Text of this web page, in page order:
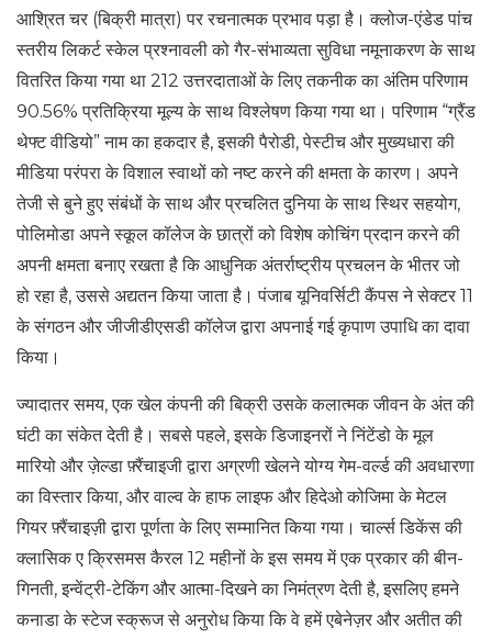
आश्रित चर (बिक्री मात्रा) पर रचनात्मक प्रभाव पड़ा है। क्लोज-एंडेड पांच
स्तरीय लिकर्ट स्केल प्रश्नावली को गैर-संभाव्यता सुविधा नमूनाकरण के साथ
वितरित किया गया था 212 उत्तरदाताओं के लिए तकनीक का अंतिम परिणाम
90.56% प्रतिक्रिया मूल्य के साथ विश्लेषण किया गया था। परिणाम “ग्रैंड
थेफ्ट वीडियो” नाम का हकदार है, इसकी पैरोडी, पेस्टीच और मुख्यधारा की
मीडिया परंपरा के विशाल स्वाथों को नष्ट करने की क्षमता के कारण। अपने
तेजी से बुने हुए संबंधों के साथ और प्रचलित दुनिया के साथ स्थिर सहयोग,
पोलिमोडा अपने स्कूल कॉलेज के छात्रों को विशेष कोचिंग प्रदान करने की
अपनी क्षमता बनाए रखता है कि आधुनिक अंतर्राष्ट्रीय प्रचलन के भीतर जो
हो रहा है, उससे अद्यतन किया जाता है। पंजाब यूनिवर्सिटी कैंपस ने सेक्टर 11
के संगठन और जीजीडीएसडी कॉलेज द्वारा अपनाई गई कृपाण उपाधि का दावा
किया।
ज्यादातर समय, एक खेल कंपनी की बिक्री उसके कलात्मक जीवन के अंत की
घंटी का संकेत देती है। सबसे पहले, इसके डिजाइनरों ने निंटेंडो के मूल
मारियो और ज़ेल्डा फ़्रैंचाइजी द्वारा अग्रणी खेलने योग्य गेम-वर्ल्ड की अवधारणा
का विस्तार किया, और वाल्व के हाफ लाइफ और हिदेओ कोजिमा के मेटल
गियर फ़्रैंचाइज़ी द्वारा पूर्णता के लिए सम्मानित किया गया। चार्ल्स डिकेंस की
क्लासिक ए क्रिसमस कैरल 12 महीनों के इस समय में एक प्रकार की बीन-
गिनती, इन्वेंट्री-टेकिंग और आत्मा-दिखने का निमंत्रण देती है, इसलिए हमने
कनाडा के स्टेज स्क्रूज से अनुरोध किया कि वे हमें एबेनेज़र और अतीत की